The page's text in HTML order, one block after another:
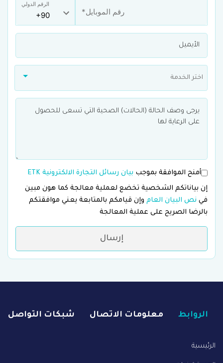
الرقم الدولي
اختر الخدمة
أمنح الموافقة بموجب بيان رسائل التجارة الالكترونية ETK
إن بياناتكم الشخصية تخضع لعملية معالجة كما هون مبين
في نص البيان العام وإن قيامكم بالمتابعة يعني موافقتكم
بالرضا الصريح على عملية المعالجة
إرسال
الروابط معلومات الاتصال شبكات التواصل
الرئيسية